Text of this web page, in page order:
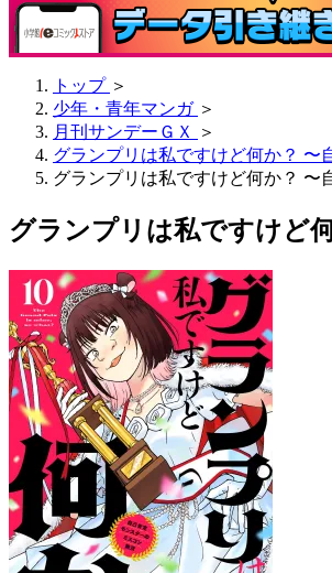
トップ ＞
少年・青年マンガ ＞
月刊サンデーＧＸ
＞
グランプリは私ですけど何か？ 〜
グランプリは私ですけど何か？ 〜
グランプリは私ですけど